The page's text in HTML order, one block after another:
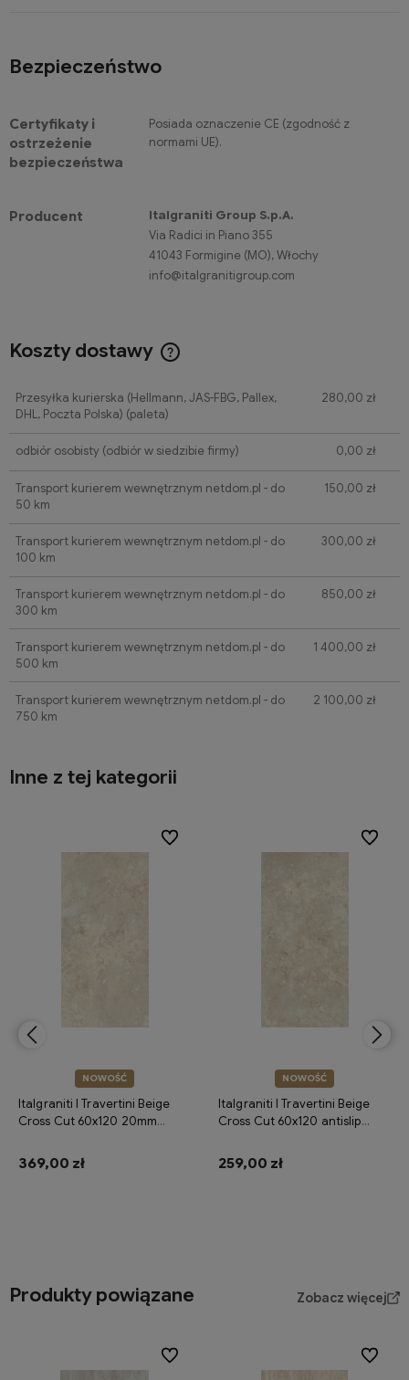
Bezpieczeństwo
Certyfikaty i
ostrzeżenie
bezpieczeństwa
Posiada oznaczenie CE (zgodność z
normami UE).
Producent
Italgraniti Group S.p.A.
Via Radici in Piano 355
41043 Formigine (MO), Włochy
info@italgranitigroup.com
Koszty dostawy
Przesyłka kurierska (Hellmann, JAS-FBG, Pallex,
DHL, Poczta Polska) (paleta)
280,00 zł
odbiór osobisty(odbiór w siedzibie firmy) 0,00 zł
Transport kurierem wewnętrznym netdom.pl - do
50 km
150,00 zł
Transport kurierem wewnętrznym netdom.pl - do
100 km
300,00 zł
Transport kurierem wewnętrznym netdom.pl - do
300 km
850,00 zł
Transport kurierem wewnętrznym netdom.pl - do
500 km
1 400,00 zł
Transport kurierem wewnętrznym netdom.pl - do
750 km
2 100,00 zł
Inne z tej kategorii
NOWOŚĆ
Italgraniti I Travertini Beige
Cross Cut 60x120 20mm
tarasowa imitująca trawertyn
369,00 zł
Do ulubionych
Do ulubionych
NOWOŚĆ
Italgraniti I Travertini Beige
Cross Cut 60x120 antislip
imitująca trawertyn
259,00 zł
Do
Do
Produkty powiązane Zobacz więcej
Do ulubionych Do